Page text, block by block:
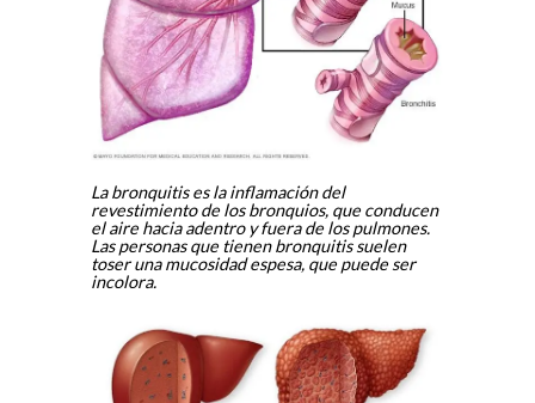
La bronquitis es la inflamación del
revestimiento de los bronquios, que conducen
el aire hacia adentro y fuera de los pulmones.
Las personas que tienen bronquitis suelen
toser una mucosidad espesa, que puede ser
incolora.